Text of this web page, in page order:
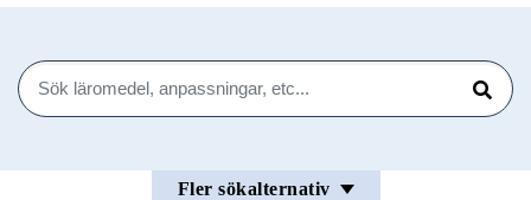
Sök
Sök
Fler sökalternativ